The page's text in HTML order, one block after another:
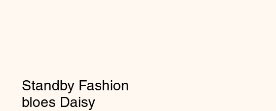
Standby Fashion
bloes Daisy